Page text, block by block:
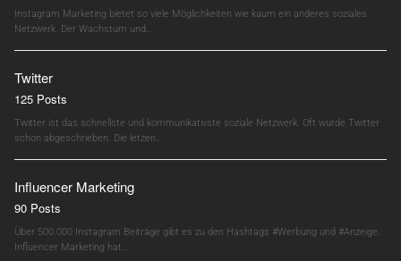
Instagram Marketing bietet so viele Möglichkeiten wie kaum ein anderes soziales
Netzwerk. Der Wachstum und…
Twitter
125 Posts
Twitter ist das schnellste und kommunikativste soziale Netzwerk. Oft wurde Twitter
schon abgeschrieben. Die letzen…
Influencer Marketing
90 Posts
Über 500.000 Instagram Beiträge gibt es zu den Hashtags #Werbung und #Anzeige.
Influencer Marketing hat…